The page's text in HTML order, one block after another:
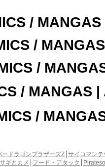
/
/
/
/ MANGAS |
/
ードラゴンブラザーズZ サイコマンテ
ギとカメ フード・アタック